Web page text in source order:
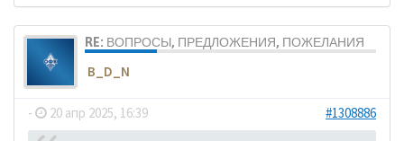
RE: ВОПРОСЫ, ПРЕДЛОЖЕНИЯ, ПОЖЕЛАНИЯ
B_D_N
- 20 апр 2025, 16:39 #1308886